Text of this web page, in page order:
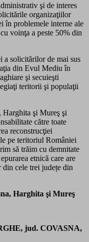
şi de interes
organizaţiilor
în problemele interne ale
voinţa a peste 50% din
a solicitărilor de mai sus
din Evul Mediu în
şi secuieşti
teritorii şi populaţii
şi Mureş şi
către toate
reconstrucţiei
pe teritoriul României
să trăim cu demnitate
etnică care are
cele trei județe din
Harghita şi Mureş
jud. COVASNA,